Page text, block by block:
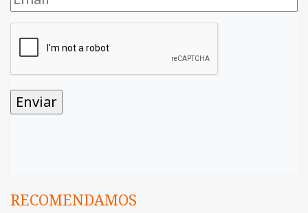
RECOMENDAMOS